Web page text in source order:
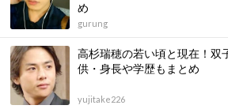
め
gurung
高杉瑞穂の若い頃と現在！双
供・身長や学歴もまとめ
yujitake226